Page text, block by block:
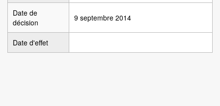
Date de
décision
9 septembre 2014
Date d'effet